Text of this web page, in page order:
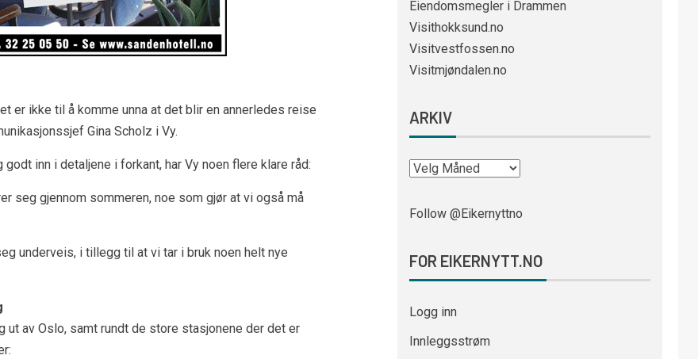
er ikke til å komme unna at det blir en annerledes reise
Gina Scholz i Vy.
inn i detaljene i forkant, har Vy noen flere klare råd:
seg gjennom sommeren, noe som gjør at vi også må
underveis, i tillegg til at vi tar i bruk noen helt nye
av Oslo, samt rundt de store stasjonene der det er
Eiendomsmegler i Drammen
Visithokksund.no
Visitvestfossen.no
Visitmjøndalen.no
ARKIV
Follow @Eikernyttno
FOR EIKERNYTT.NO
Logg inn
Innleggsstrøm